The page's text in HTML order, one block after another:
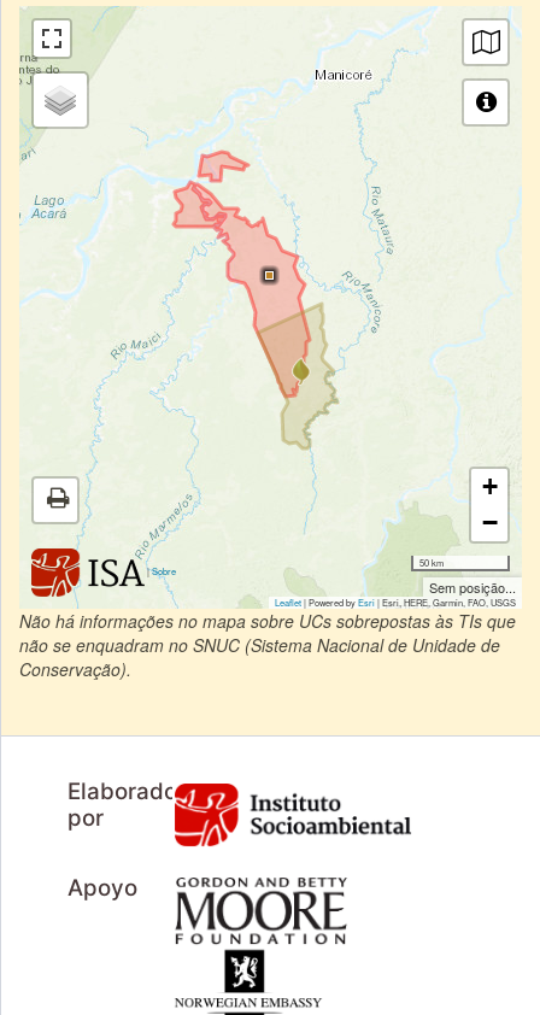
|Sobre
+
−
50 km
Sem posição...
Leaflet| Powered byEsri|Esri, HERE, Garmin, FAO, USGS
Não há informações no mapa sobre UCs sobrepostas às TIs que
não se enquadram no SNUC (Sistema Nacional de Unidade de
Conservação).